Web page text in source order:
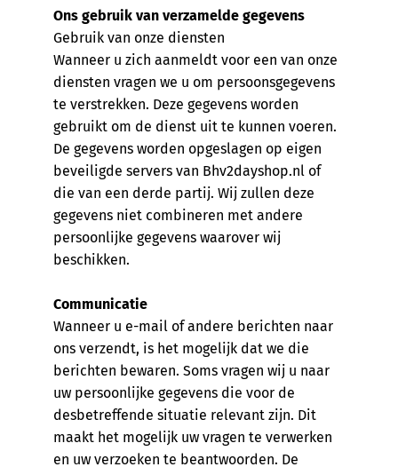
Ons gebruik van verzamelde gegevens
Gebruik van onze diensten
Wanneer u zich aanmeldt voor een van onze
diensten vragen we u om persoonsgegevens
te verstrekken. Deze gegevens worden
gebruikt om de dienst uit te kunnen voeren.
De gegevens worden opgeslagen op eigen
beveiligde servers van Bhv2dayshop.nl of
die van een derde partij. Wij zullen deze
gegevens niet combineren met andere
persoonlijke gegevens waarover wij
beschikken.
Communicatie
Wanneer u e-mail of andere berichten naar
ons verzendt, is het mogelijk dat we die
berichten bewaren. Soms vragen wij u naar
uw persoonlijke gegevens die voor de
desbetreffende situatie relevant zijn. Dit
maakt het mogelijk uw vragen te verwerken
en uw verzoeken te beantwoorden. De